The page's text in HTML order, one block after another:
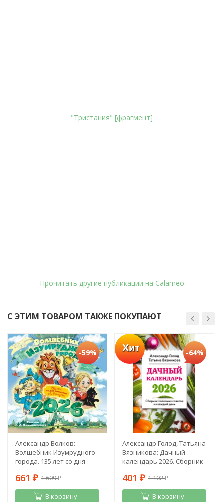
"Тристания" [фрагмент]
Прочитать другие публикации на Calameo
С ЭТИМ ТОВАРОМ ТАКЖЕ ПОКУПАЮТ
-59%
Александр Волков:
Волшебник Изумрудного
города. 135 лет со дня
661 ₽ 1 609₽
В корзину
Хит -64%
Александр Голод, Татьяна
Вязникова: Дачный
календарь 2026. Сборник
каждый день
401 ₽ 1 102₽
В корзину